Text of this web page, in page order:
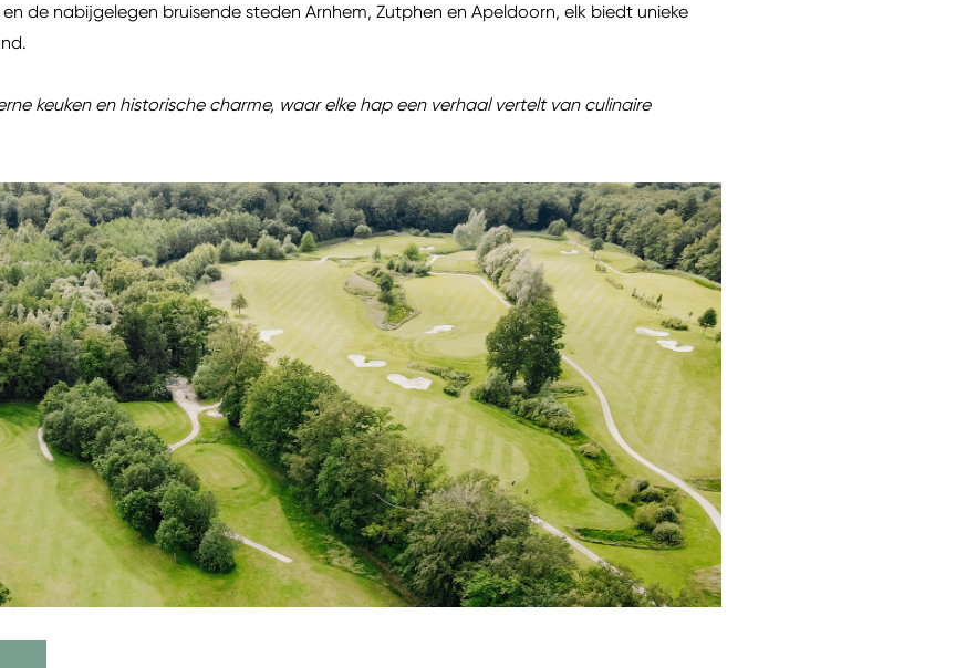
de nabijgelegen bruisende steden Arnhem, Zutphen en Apeldoorn, elk biedt unieke
keuken en historische charme, waar elke hap een verhaal vertelt van culinaire